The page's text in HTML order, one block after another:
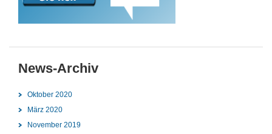
News-Archiv
Oktober 2020
März 2020
November 2019